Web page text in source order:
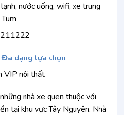
nước uống, wifi, xe trung
Đa dạng lựa chọn
nhà xe quen thuộc với
tại khu vực Tây Nguyên. Nhà